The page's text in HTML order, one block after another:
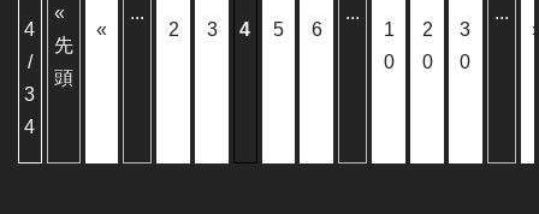
4
/
3
4
«
先
頭
«
...
2
3 4 5 6
...
1
0
2
0
3
0
...